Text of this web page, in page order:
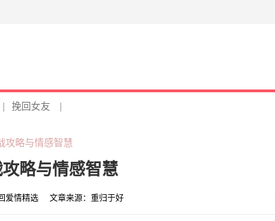
挽回女友
攻略与情感智慧
略与情感智慧
爱情精选 文章来源： 重归于好